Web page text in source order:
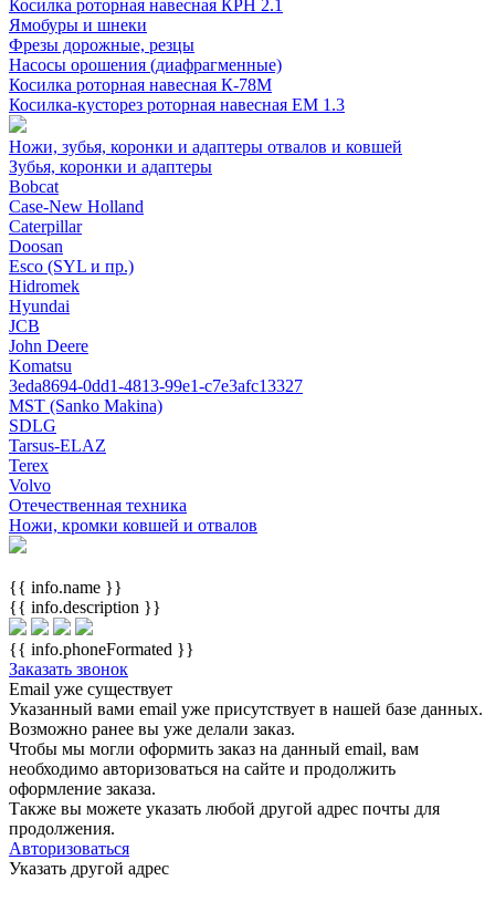
Косилка роторная навесная КРН 2.1
Ямобуры и шнеки
Фрезы дорожные, резцы
Насосы орошения (диафрагменные)
Косилка роторная навесная К-78М
Косилка-кусторез роторная навесная ЕМ 1.3
Ножи, зубья, коронки и адаптеры отвалов и ковшей
Зубья, коронки и адаптеры
Bobcat
Case-New Holland
Caterpillar
Doosan
Esco (SYL и пр.)
Hidromek
Hyundai
JCB
John Deere
Komatsu
3eda8694-0dd1-4813-99e1-c7e3afc13327
MST (Sanko Makina)
SDLG
Tarsus-ELAZ
Terex
Volvo
Отечественная техника
Ножи, кромки ковшей и отвалов
{{ info.name }}
{{ info.description }}
{{ info.phoneFormated }}
Заказать звонок
Email уже существует
Указанный вами email уже присутствует в нашей базе данных.
Возможно ранее вы уже делали заказ.
Чтобы мы могли оформить заказ на данный email, вам
необходимо авторизоваться на сайте и продолжить
оформление заказа.
Также вы можете указать любой другой адрес почты для
продолжения.
Авторизоваться
Указать другой адрес